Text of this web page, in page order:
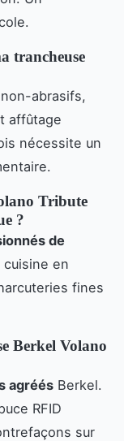
trancheuse
abrasifs,
affûtage
nécessite un
Tribute
?
de
en
fines
Berkel Volano
agréés Berkel.
RFID
sur